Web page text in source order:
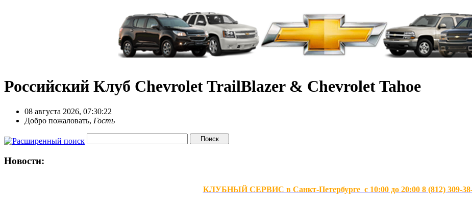
Российский Клуб Chevrolet TrailBlazer & Chevrolet Tahoe
08 августа 2026, 07:30:22
Добро пожаловать, Гость
Новости:
КЛУБНЫЙ СЕРВИС в Санкт-Петербурге с 10:00 до 20:00 8 (812) 309-